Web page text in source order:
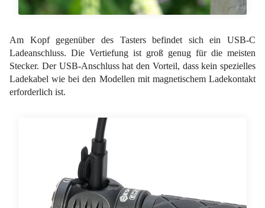
Am Kopf gegenüber des Tasters befindet sich ein USB-C
Ladeanschluss. Die Vertiefung ist groß genug für die meisten
Stecker. Der USB-Anschluss hat den Vorteil, dass kein spezielles
Ladekabel wie bei den Modellen mit magnetischem Ladekontakt
erforderlich ist.